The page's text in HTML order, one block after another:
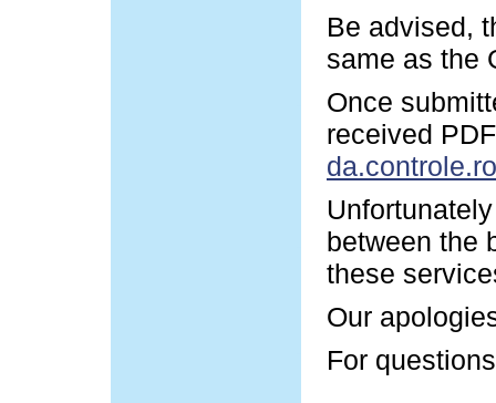
Be advised,
same as the
Once
received
between the
these
Our
For